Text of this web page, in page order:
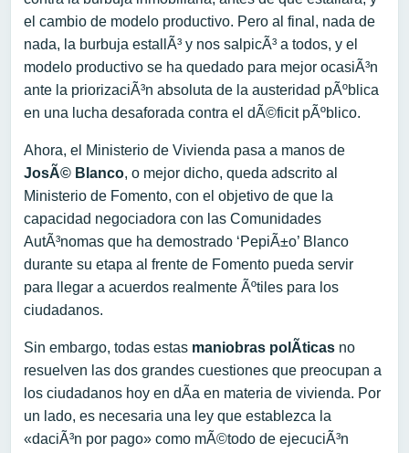
el cambio de modelo productivo. Pero al final, nada de
nada, la burbuja estallÃ³ y nos salpicÃ³ a todos, y el
modelo productivo se ha quedado para mejor ocasiÃ³n
ante la priorizaciÃ³n absoluta de la austeridad pÃºblica
en una lucha desaforada contra el dÃ©ficit pÃºblico.
Ahora, el Ministerio de Vivienda pasa a manos de
JosÃ© Blanco, o mejor dicho, queda adscrito al
Ministerio de Fomento, con el objetivo de que la
capacidad negociadora con las Comunidades
AutÃ³nomas que ha demostrado ‘PepiÃ±o’ Blanco
durante su etapa al frente de Fomento pueda servir
para llegar a acuerdos realmente Ãºtiles para los
ciudadanos.
Sin embargo, todas estas maniobras polÃ­ticas no
resuelven las dos grandes cuestiones que preocupan a
los ciudadanos hoy en dÃ­a en materia de vivienda. Por
un lado, es necesaria una ley que establezca la
«daciÃ³n por pago» como mÃ©todo de ejecuciÃ³n